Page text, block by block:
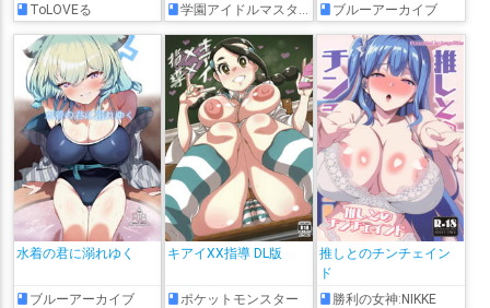
ToLOVEる 学園アイドルマスター ブルーアーカイブ
水着の君に溺れゆく
ブルーアーカイブ
キアイXX指導 DL版
ポケットモンスター
推しとのチンチェイン
ド
勝利の女神:NIKKE